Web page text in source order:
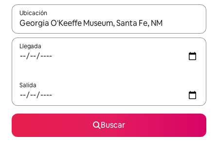
Ubicación
Cuando los resultados estén disponibles, navega con las
Llegada
Salida
Buscar